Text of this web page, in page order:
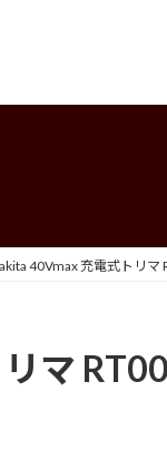
40Vmax 充電式トリマ
マ